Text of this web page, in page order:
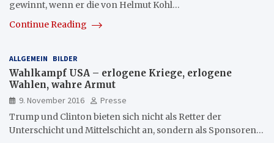
gewinnt, wenn er die von Helmut Kohl…
Continue Reading
ALLGEMEIN BILDER
Wahlkampf USA – erlogene Kriege, erlogene
Wahlen, wahre Armut
9. November 2016
Presse
Trump und Clinton bieten sich nicht als Retter der
Unterschicht und Mittelschicht an, sondern als Sponsoren…